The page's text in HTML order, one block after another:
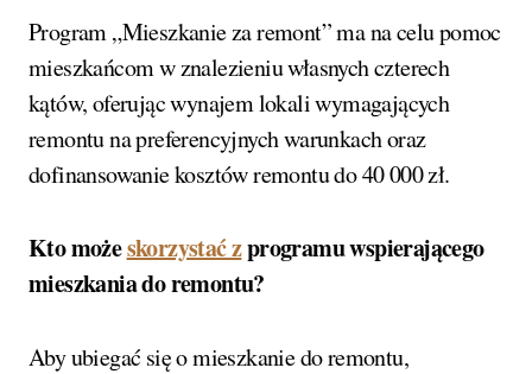
Program „Mieszkanie za remont” ma na celu pomoc
mieszkańcom w znalezieniu własnych czterech
kątów, oferując wynajem lokali wymagających
remontu na preferencyjnych warunkach oraz
dofinansowanie kosztów remontu do 40 000 zł.
Kto możeskorzystać zprogramu wspierającego
mieszkania do remontu?
Aby ubiegać się o mieszkanie do remontu,